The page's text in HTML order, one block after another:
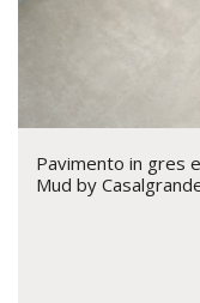
Pavimento in gres
Mud by